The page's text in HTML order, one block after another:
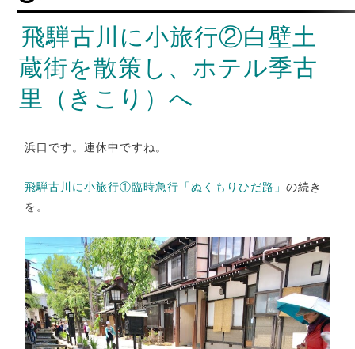
飛騨古川に小旅行②白壁土
蔵街を散策し、ホテル季古
里（きこり）へ
浜口です。連休中ですね。
飛騨古川に小旅行①臨時急行「ぬくもりひだ路」 の続き
を。